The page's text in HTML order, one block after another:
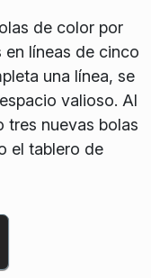
de color por
líneas de cinco
una línea, se
valioso. Al
tres nuevas bolas
el tablero de